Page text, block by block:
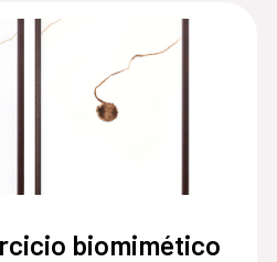
biomimético